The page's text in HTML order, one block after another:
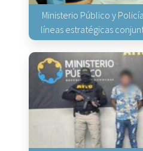
Ministerio Público y
líneas estratégicas